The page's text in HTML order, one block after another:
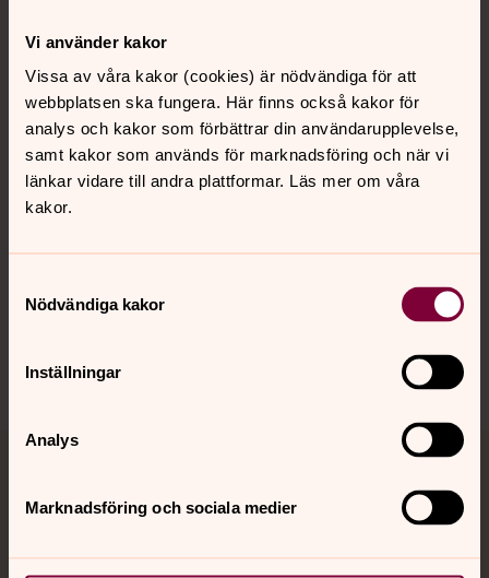
Vi använder kakor
Vissa av våra kakor (cookies) är nödvändiga för att
webbplatsen ska fungera. Här finns också kakor för
analys och kakor som förbättrar din användarupplevelse,
samt kakor som används för marknadsföring och när vi
länkar vidare till andra plattformar. Läs mer om våra
kakor.
Nödvändiga kakor
Inställningar
Analys
Marknadsföring och sociala medier
Kontakt
Kalender
Sociala kanaler
Akut samtals- och krisstöd. Prata eller chatta anonymt
med en präst på kvällar och nätter.